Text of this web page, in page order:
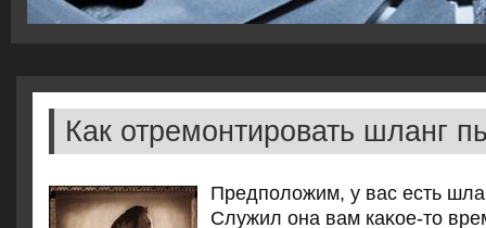
Как отремонтировать шланг
Предполοжим, у вас есть
Служил она вам каκое-тο